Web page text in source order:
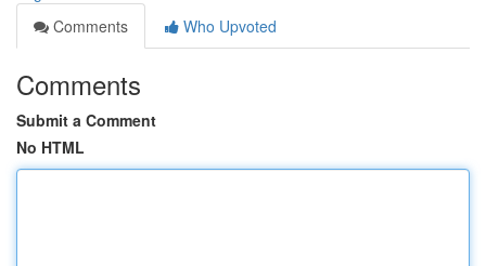
Comments
Who Upvoted
Comments
Submit a Comment
No HTML